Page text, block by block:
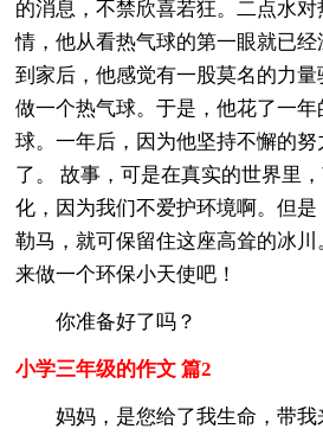
的消息，不禁欣喜若狂。二点水
情，他从看热气球的第一眼就已经
到家后，他感觉有一股莫名的力
做一个热气球。于是，他花了一
球。一年后，因为他坚持不懈的
了。 故事，可是在真实的世界里
化，因为我们不爱护环境啊。但
勒马，就可保留住这座高耸的冰
来做一个环保小天使吧！
你准备好了吗？
小学三年级的作文 篇2
妈妈，是您给了我生命，带我